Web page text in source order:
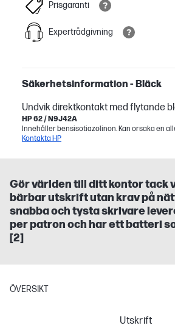
Prisgaranti
Expertrådgivning
Säkerhetsinformation - Bläck
Undvik direktkontakt med flytande
HP 62 / N9J42A
Innehåller bensisotiazolinon. Kan orsaka en
Kontakta HP
Gör världen till ditt kontor tack
bärbar utskrift utan krav på
snabba och tysta skrivare
per patron och har ett batteri
[2]
ÖVERSIKT
Utskrift